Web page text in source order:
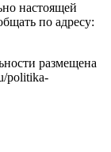
настоящей
по адресу:
размещена
politika-